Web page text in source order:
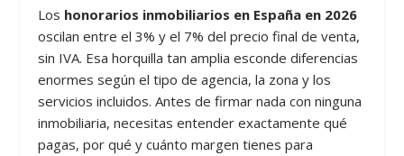
Los honorarios inmobiliarios en España en 2026
oscilan entre el 3% y el 7% del precio final de venta,
sin IVA. Esa horquilla tan amplia esconde diferencias
enormes según el tipo de agencia, la zona y los
servicios incluidos. Antes de firmar nada con ninguna
inmobiliaria, necesitas entender exactamente qué
pagas, por qué y cuánto margen tienes para